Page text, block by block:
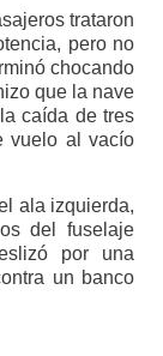
trataron
pero no
chocando
que la nave
caída de tres
vuelo al vacío
ala izquierda,
del fuselaje
por una
un banco